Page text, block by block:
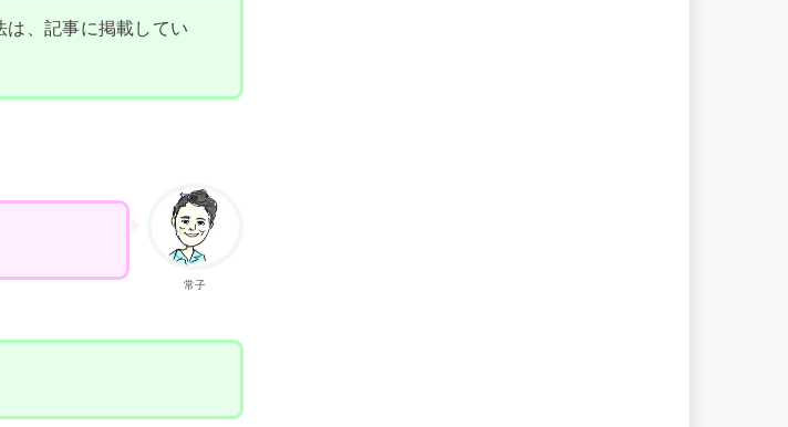
、記事に掲載してい
常子